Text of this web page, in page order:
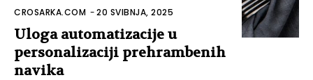
CROSARKA.COM -20 SVIBNJA, 2025
Uloga automatizacije u
personalizaciji prehrambenih
navika